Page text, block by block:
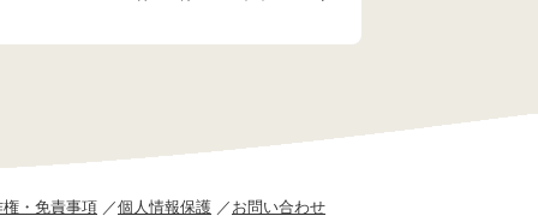
・免責事項 個人情報保護 お問い合わせ